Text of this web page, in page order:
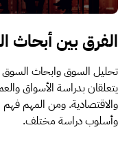
الفرق بين
تحليل السوق وابحاث السوق
يتعلقان بدراسة الأسواق
والاقتصادية. ومن المهم فهم
وأسلوب دراسة مختلف.